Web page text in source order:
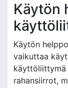
Käytön
Käytön
vaikuttaa
käyttöliittymä
rahansiirrot,